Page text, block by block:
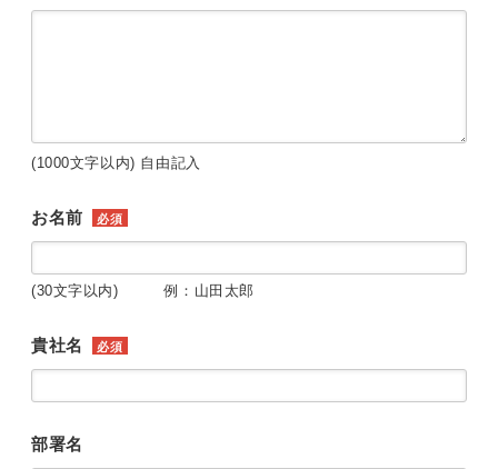
(1000文字以内) 自由記入
お名前 必須
(30文字以内) 例：山田太郎
貴社名 必須
部署名